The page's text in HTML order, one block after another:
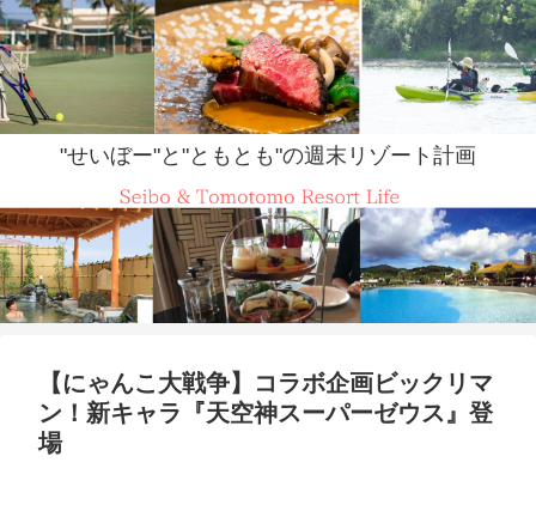
"せいぼー"と"ともとも"の週末リゾート計画
【にゃんこ大戦争】コラボ企画ビックリマ
ン！新キャラ『天空神スーパーゼウス』登
場